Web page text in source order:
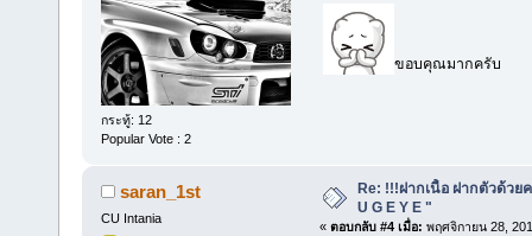
กระทู้: 12
Popular Vote : 2
ขอบคุณมากครับ
saran_1st
CU Intania
Re: !!!ฝากเนื้อ ฝากตัวด้ว
U G E Y E "
« ตอบกลับ #4 เมื่อ: พฤศจิกายน 28,